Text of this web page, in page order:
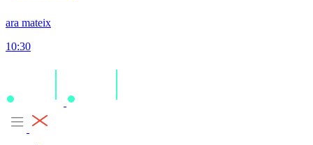
ara mateix
10:30